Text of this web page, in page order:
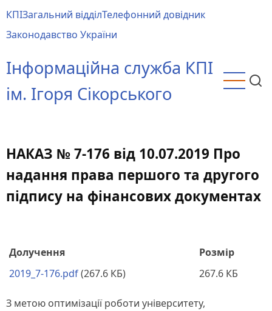
до
основного
КПІЗагальний відділТелефонний довідник
Законодавство України
Інформаційна служба КПІ
ім. Ігоря Сікорського
НАКАЗ № 7-176 від 10.07.2019 Про
надання права першого та другого
підпису на фінансових документах
Долучення
Розмір
2019_7-176.pdf(267.6 КБ) 267.6 КБ
З метою оптимізації роботи університету,